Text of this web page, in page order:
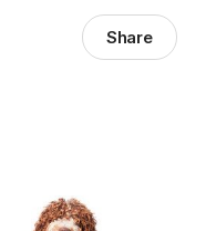
Share